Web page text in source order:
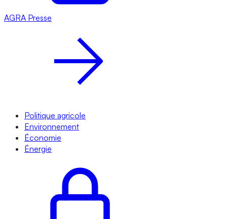
AGRA Presse
Politique agricole
Environnement
Économie
Énergie